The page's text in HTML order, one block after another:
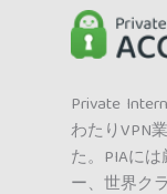
Private
わたりVPN
た。PIAに
ー、世界ク